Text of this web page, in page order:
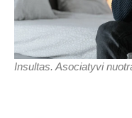
Insultas. Asociatyvi